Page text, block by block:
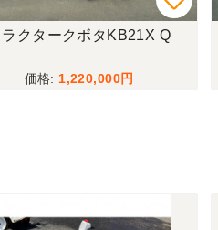
クタークボタKB21X Q
1,220,000